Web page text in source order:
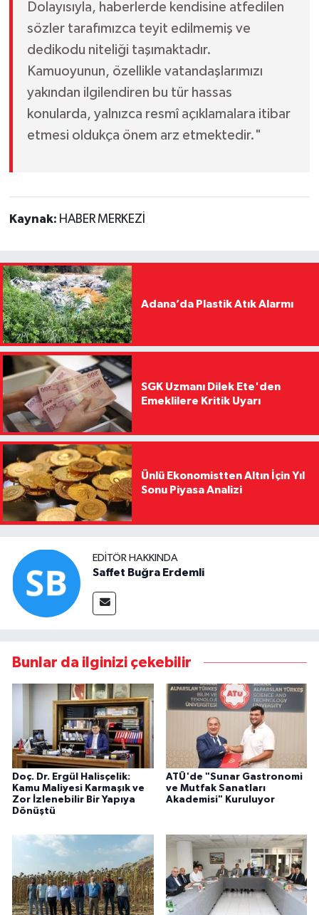
Dolayısıyla, haberlerde kendisine atfedilen
sözler tarafımızca teyit edilmemiş ve
dedikodu niteliği taşımaktadır.
Kamuoyunun, özellikle vatandaşlarımızı
yakından ilgilendiren bu tür hassas
konularda, yalnızca resmî açıklamalara itibar
etmesi oldukça önem arz etmektedir."
Kaynak: HABER MERKEZİ
Adana’da Plastik Atık Alarmı
SGK Uzmanı Dilek Ete'den
Emeklilere Kritik Uyarı
Ünlü Ekonomistten Altın İçin Yıl
Sonu Piyasa Analizi
EDITÖR HAKKINDA
Saffet Buğra Erdemli
Bunlar da ilginizi çekebilir
Doç. Dr. Ergül Halisçelik:
Kamu Maliyesi Karmaşık ve
Zor İzlenebilir Bir Yapıya
Dönüştü
ATÜ'de "Sunar Gastronomi
ve Mutfak Sanatları
Akademisi" Kuruluyor